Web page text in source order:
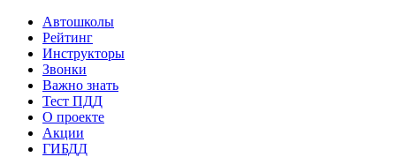
Автошколы
Рейтинг
Инструкторы
Звонки
Важно знать
Тест ПДД
О проекте
Акции
ГИБДД